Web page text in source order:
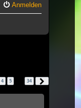
Anmelden
4 5 34